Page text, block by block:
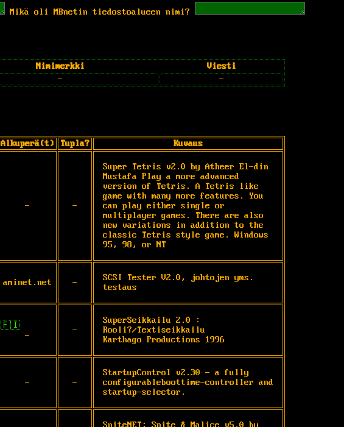
Mikä oli MBnetin tiedostoalueen nimi?
Nimimerkki
Viesti
- -
Alkuperä(t) Tupla? Kuvaus
- -
Super Tetris v2.0 by Atheer El-din
Mustafa Play a more advanced
version of Tetris. A Tetris like
game with many more features. You
can play either single or
multiplayer games. There are also
new variations in addition to the
classic Tetris style game. Windows
95, 98, or NT
aminet.net -
SCSI Tester V2.0, johtojen yms.
testaus
🇫🇮
-
-
SuperSeikkailu 2.0 :
Rooli?/Textiseikkailu
Karthago Productions 1996
- -
StartupControl v2.30 - a fully
configurableboottime-controller and
startup-selector.